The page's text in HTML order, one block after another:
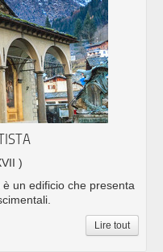
)
un edificio che presenta
Lire tout